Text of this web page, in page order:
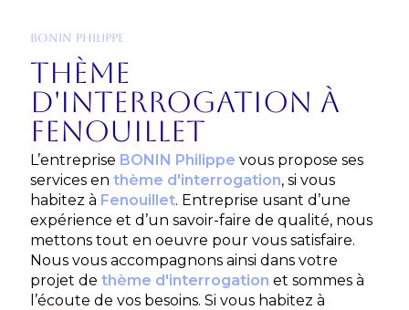
BONIN PHILIPPE
thème
d'interrogation à
Fenouillet
L’entreprise BONIN Philippe vous propose ses
services en thème d'interrogation, si vous
habitez à Fenouillet. Entreprise usant d’une
expérience et d’un savoir-faire de qualité, nous
mettons tout en oeuvre pour vous satisfaire.
Nous vous accompagnons ainsi dans votre
projet de thème d'interrogation et sommes à
l’écoute de vos besoins. Si vous habitez à